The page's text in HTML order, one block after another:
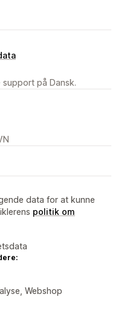
på Dansk.
data for at kunne
politik om
Webshop